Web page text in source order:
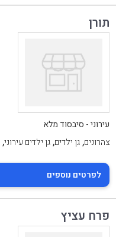
תורן
עירוני - סיבסוד מלא
צהרונים,גן ילדים,גן ילדים עירוני,
לפרטים נוספים
פרח עציץ